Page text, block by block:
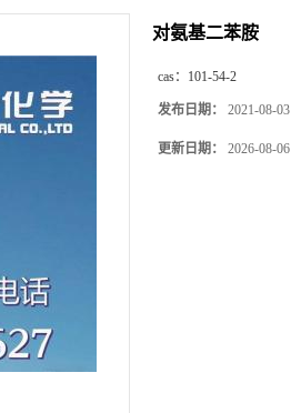
对氨基二苯胺
cas： 101-54-2
发布日期： 2021-08-03
更新日期： 2026-08-06